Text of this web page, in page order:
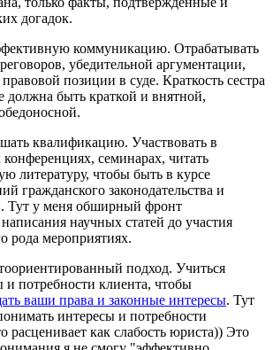
догадок.
коммуникацию. Отрабатывать
убедительной аргументации,
позиции в суде. Краткость сестра
должна быть краткой и внятной,
квалификацию. Участвовать в
семинарах, читать
литературу, чтобы быть в курсе
гражданского законодательства и
Тут у меня обширный фронт
научных статей до участия
рода мероприятиях.
подход. Учиться
и потребности клиента, чтобы
ваши права и законные интересы. Тут
интересы и потребности
расценивает как слабость юриста)) Это